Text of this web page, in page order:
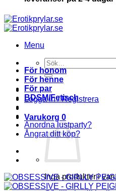
Menu
Sök
efter:
Logga in / Registrera
Varukorg 0
Inga produkter i
För honom
För henne
För par
BDSM/Fetisch
Anordna lustparty?
Ångrat ditt köp?